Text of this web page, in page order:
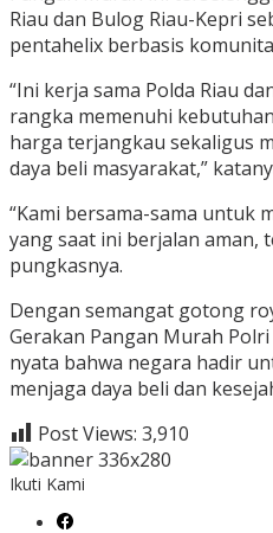
Riau dan Bulog Riau-Kepri
pentahelix berbasis
“Ini kerja sama Polda Riau
rangka memenuhi
harga terjangkau sekaligus
daya beli masyarakat,”
“Kami bersama-sama untuk
yang saat ini berjalan aman,
pungkasnya.
Dengan semangat gotong
Gerakan Pangan Murah
nyata bahwa negara hadir
menjaga daya beli dan
Post Views: 3,910
Ikuti Kami